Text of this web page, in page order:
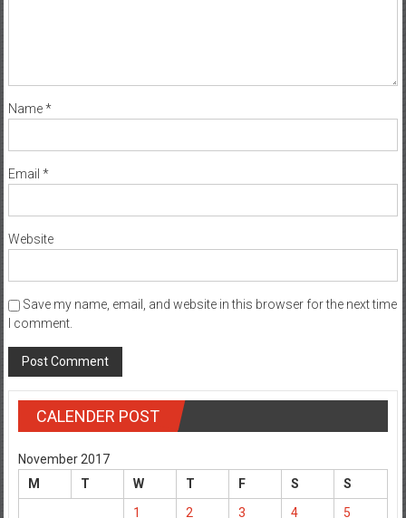
Name*
Email *
Website
Save my name, email, and website in this browser for the next time
I comment.
CALENDER POST
November 2017
M
T W T F S
S
1
2 3 4 5